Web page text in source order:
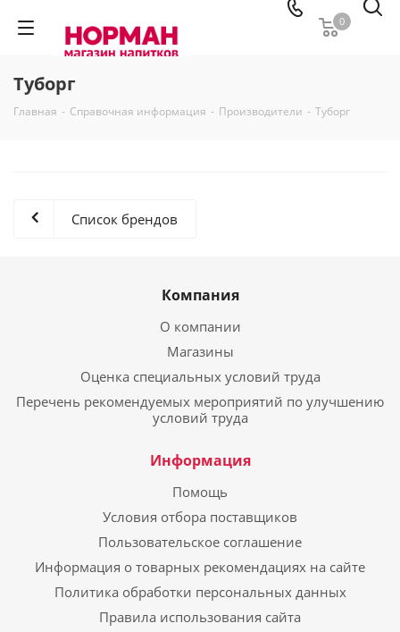
0
Туборг
Главная - Справочная информация - Производители - Туборг
Список брендов
Компания
О компании
Магазины
Оценка специальных условий труда
Перечень рекомендуемых мероприятий по улучшению
условий труда
Информация
Помощь
Условия отбора поставщиков
Пользовательское соглашение
Информация о товарных рекомендациях на сайте
Политика обработки персональных данных
Правила использования сайта